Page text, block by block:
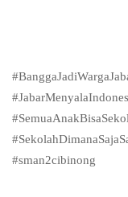
#sman2cibinong